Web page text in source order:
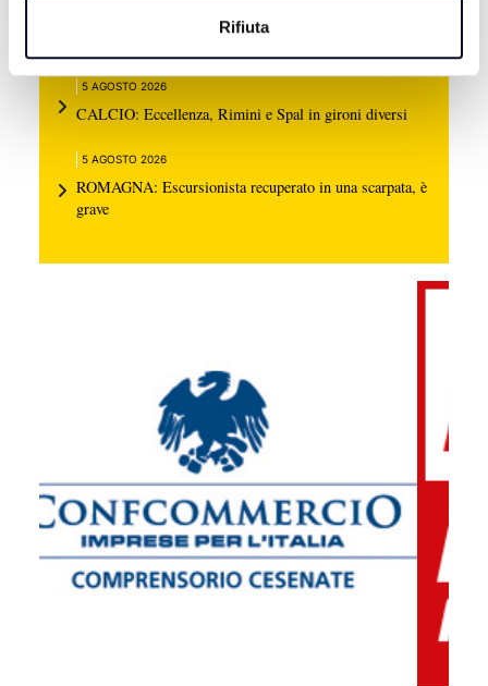
Rifiuta
CALCIO: Il Cesena cresce ancora e piega la Vis
Pesaro sul 3-0 | VIDEO
5 AGOSTO 2026
CALCIO: Eccellenza, Rimini e Spal in gironi diversi
5 AGOSTO 2026
ROMAGNA: Escursionista recuperato in una scarpata, è
grave